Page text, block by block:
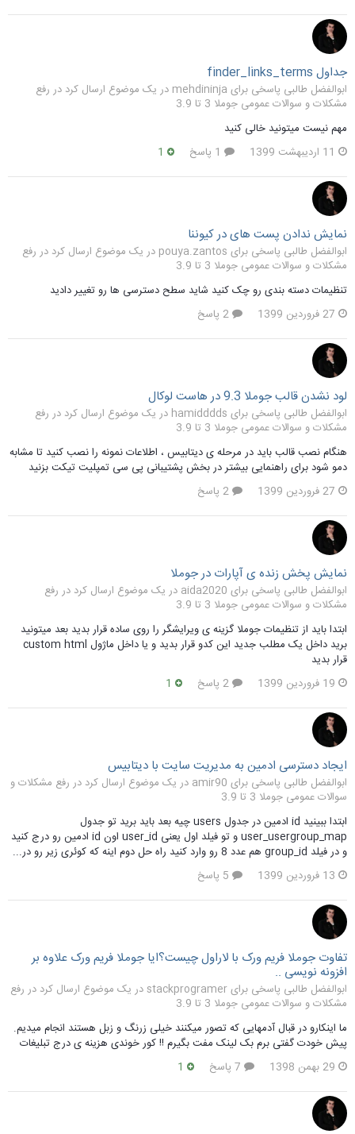
جداول finder_links_terms
ابوالفضل طالبی پاسخی برای mehdininja در یک موضوع ارسال کرد در
رفع
مشکلات و سوالات عمومی جوملا 3 تا 3.9
مهم نیست میتونید خالی کنید
11 اردیبهشت 1399
نمایش ندادن پست های در کیوننا
ابوالفضل طالبی پاسخی برای pouya.zantos در یک موضوع ارسال کرد در
رفع
مشکلات و سوالات عمومی جوملا 3 تا 3.9
تنظیمات دسته بندی رو چک کنید شاید سطح دسترسی ها رو تغییر دادید
27 فروردین 1399
لود نشدن قالب جوملا 9.3 در هاست لوکال
ابوالفضل طالبی پاسخی برای hamidddds در یک موضوع ارسال کرد در
رفع
مشکلات و سوالات عمومی جوملا 3 تا 3.9
هنگام نصب قالب باید در مرحله ی دیتابیس ، اطلاعات نمونه را نصب کنید تا مشابه
دمو شود برای راهنمایی بیشتر در بخش پشتیبانی پی سی تمپلیت تیکت بزنید
27 فروردین 1399
نمایش پخش زنده ی آپارات در جوملا
ابوالفضل طالبی پاسخی برای aida2020 در یک موضوع ارسال کرد در
رفع
مشکلات و سوالات عمومی جوملا 3 تا 3.9
ابتدا باید از تنظیمات جوملا گزینه ی ویرایشگر را روی ساده قرار بدید بعد میتونید
برید داخل یک مطلب جدید این کدو قرار بدید و یا داخل ماژول custom html
قرار بدید
19 فروردین 1399
ایجاد دسترسی ادمین به مدیریت سایت با دیتابیس
ابوالفضل طالبی پاسخی برای amir90 در یک موضوع ارسال کرد در
رفع مشکلات و
سوالات عمومی جوملا 3 تا 3.9
ابتدا ببینید id ادمین در جدول users چیه بعد باید برید تو جدول
user_usergroup_map و تو فیلد اول یعنی user_id اون id ادمین رو درج کنید
و در فیلد group_id هم عدد 8 رو وارد کنید راه حل دوم اینه که کوئری زیر رو در...
13 فروردین 1399
تفاوت جوملا فریم ورک با لاراول چیست؟ایا جوملا فریم ورک علاوه بر
افزونه نویسی ..
ابوالفضل طالبی پاسخی برای stackprogramer در یک موضوع ارسال کرد در
رفع
مشکلات و سوالات عمومی جوملا 3 تا 3.9
ما اینکارو در قبال آدمهایی که تصور میکنند خیلی زرنگ و زبل هستند انجام میدیم.
پیش خودت گفتی برم بک لینک مفت بگیرم !! کور خوندی هزینه ی درج تبلیغات
29 بهمن 1398